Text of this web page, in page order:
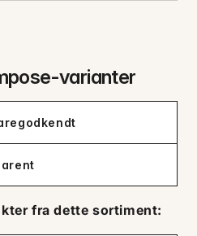
varianter
fra dette sortiment: